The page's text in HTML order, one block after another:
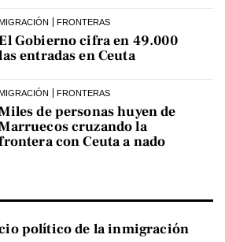
MIGRACIÓN FRONTERAS
Gobierno cifra en 49.000
entradas en Ceuta
MIGRACIÓN FRONTERAS
de personas huyen de
cruzando la
con Ceuta a nado
político de la inmigración